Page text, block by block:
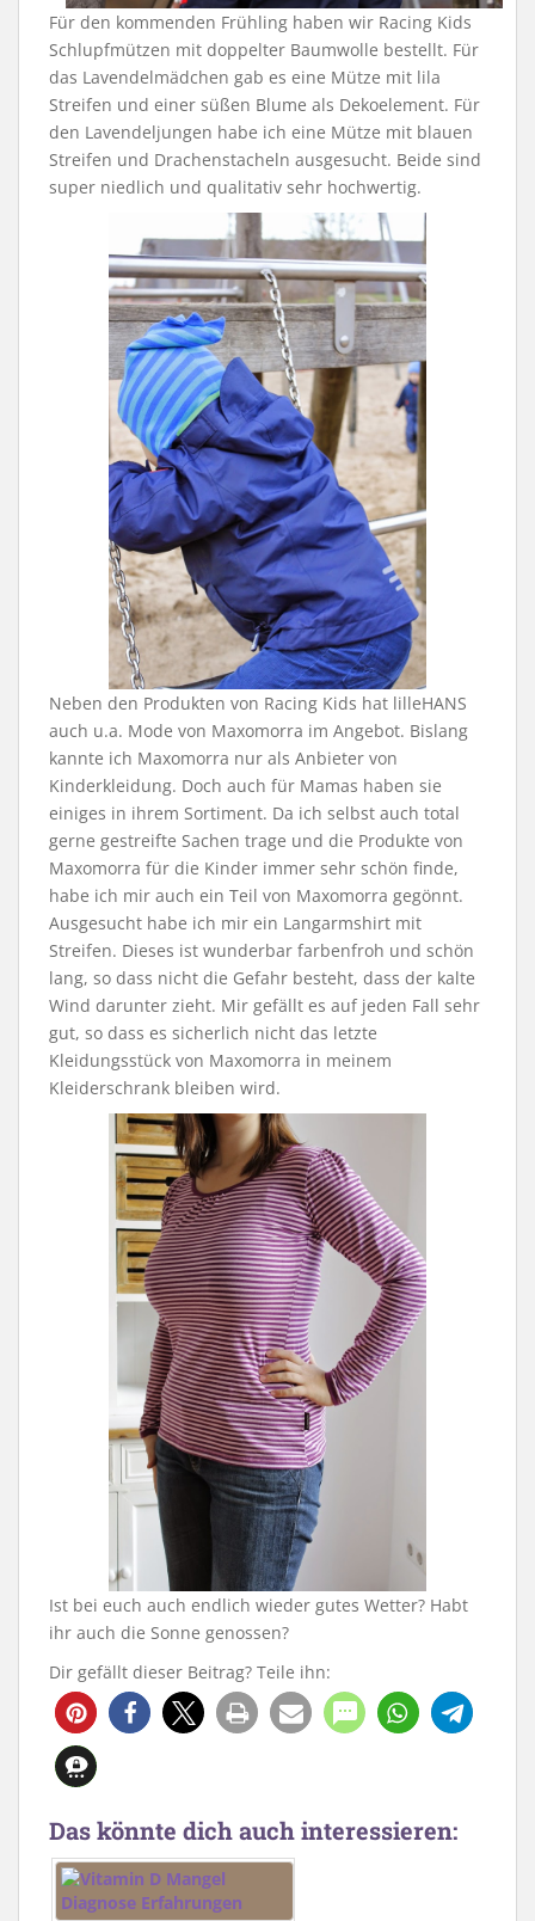
Für den kommenden Frühling haben wir Racing Kids
Schlupfmützen mit doppelter Baumwolle bestellt. Für
das Lavendelmädchen gab es eine Mütze mit lila
Streifen und einer süßen Blume als Dekoelement. Für
den Lavendeljungen habe ich eine Mütze mit blauen
Streifen und Drachenstacheln ausgesucht. Beide sind
super niedlich und qualitativ sehr hochwertig.
Neben den Produkten von Racing Kids hat lilleHANS
auch u.a. Mode von Maxomorra im Angebot. Bislang
kannte ich Maxomorra nur als Anbieter von
Kinderkleidung. Doch auch für Mamas haben sie
einiges in ihrem Sortiment. Da ich selbst auch total
gerne gestreifte Sachen trage und die Produkte von
Maxomorra für die Kinder immer sehr schön finde,
habe ich mir auch ein Teil von Maxomorra gegönnt.
Ausgesucht habe ich mir ein Langarmshirt mit
Streifen. Dieses ist wunderbar farbenfroh und schön
lang, so dass nicht die Gefahr besteht, dass der kalte
Wind darunter zieht. Mir gefällt es auf jeden Fall sehr
gut, so dass es sicherlich nicht das letzte
Kleidungsstück von Maxomorra in meinem
Kleiderschrank bleiben wird.
Ist bei euch auch endlich wieder gutes Wetter? Habt
ihr auch die Sonne genossen?
Dir gefällt dieser Beitrag? Teile ihn:
1
Das könnte dich auch interessieren: